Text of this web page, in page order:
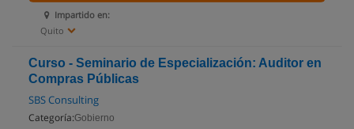
Impartido en:
Quito
Curso - Seminario de Especialización: Auditor en
Compras Públicas
SBS Consulting
Categoría:Gobierno